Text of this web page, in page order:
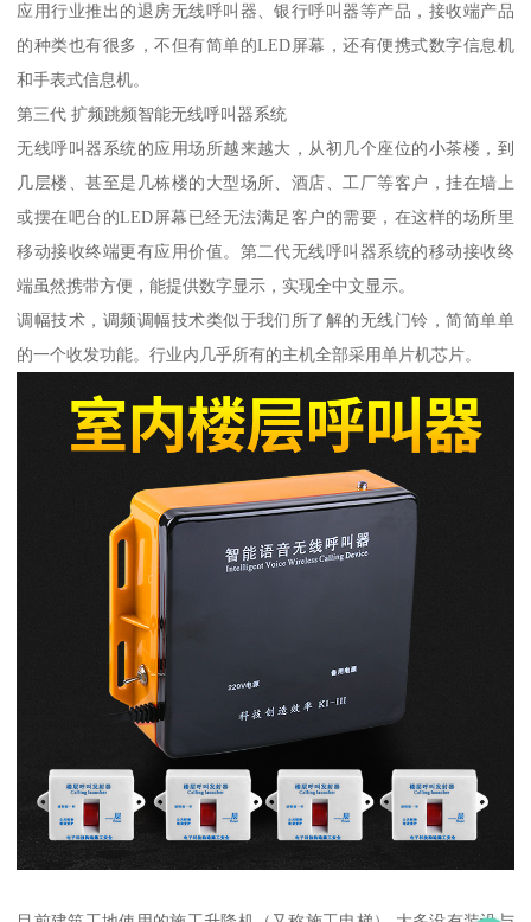
应用行业推出的退房无线呼叫器、银行呼叫器等产品，接收端产品
的种类也有很多，不但有简单的LED屏幕，还有便携式数字信息机
和手表式信息机。
第三代 扩频跳频智能无线呼叫器系统
无线呼叫器系统的应用场所越来越大，从初几个座位的小茶楼，到
几层楼、甚至是几栋楼的大型场所、酒店、工厂等客户，挂在墙上
或摆在吧台的LED屏幕已经无法满足客户的需要，在这样的场所里
移动接收终端更有应用价值。第二代无线呼叫器系统的移动接收终
端虽然携带方便，能提供数字显示，实现全中文显示。
调幅技术，调频调幅技术类似于我们所了解的无线门铃，简简单单
的一个收发功能。行业内几乎所有的主机全部采用单片机芯片。